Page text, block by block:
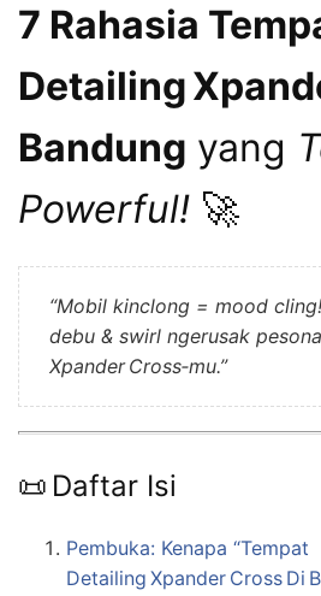
7 Rahasia
Detailing
Bandung yang
Powerful! 🚀
“Mobil kinclong = mood
debu & swirl ngerusak pesona
Xpander Cross‑mu.”
📜 Daftar Isi
Pembuka: Kenapa “Tempat
Detailing Xpander Cross Di